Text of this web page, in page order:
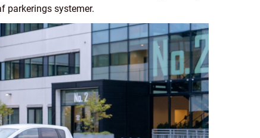
parkerings systemer.